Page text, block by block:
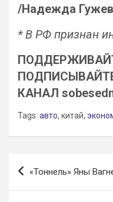
/Надежда
* В РФ признан
КАНАЛ
Tags: авто, китай,
Навигация
по
«Тоннель» Яны